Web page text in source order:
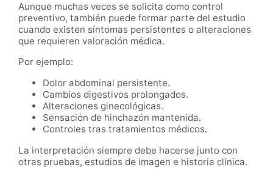
Aunque muchas veces se solicita como control
preventivo, también puede formar parte del estudio
cuando existen síntomas persistentes o alteraciones
que requieren valoración médica.
Por ejemplo:
Dolor abdominal persistente.
Cambios digestivos prolongados.
Alteraciones ginecológicas.
Sensación de hinchazón mantenida.
Controles tras tratamientos médicos.
La interpretación siempre debe hacerse junto con
otras pruebas, estudios de imagen e historia clínica.